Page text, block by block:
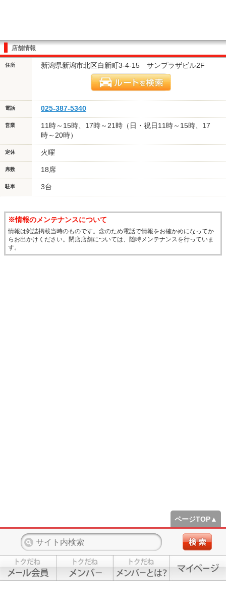
店舗情報
住所 新潟県新潟市北区白新町3-4-15 サンプラザビル2F
電話 025-387-5340
営業
11時～15時、17時～21時（日・祝日11時～15時、17
時～20時）
定休 火曜
席数 18席
駐車 3台
※情報のメンテナンスについて
情報は雑誌掲載当時のものです。念のため電話で情報をお確かめになってか
らお出かけください。閉店店舗については、随時メンテナンスを行っていま
す。
ページTOP▲